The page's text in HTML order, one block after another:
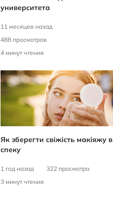
университета
11 месяцев назад
488 просмотров
4 минут чтения
Як зберегти свіжість макіяжу в
спеку
1 год назад 322 просмотра
3 минут чтения